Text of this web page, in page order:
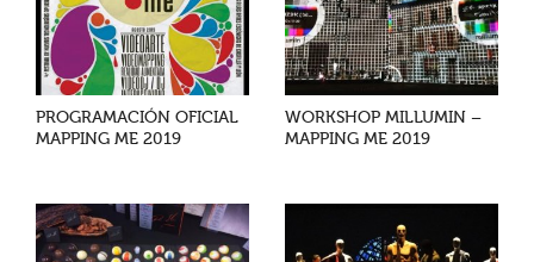
PROGRAMACIÓN OFICIAL
MAPPING ME 2019
WORKSHOP MILLUMIN –
MAPPING ME 2019